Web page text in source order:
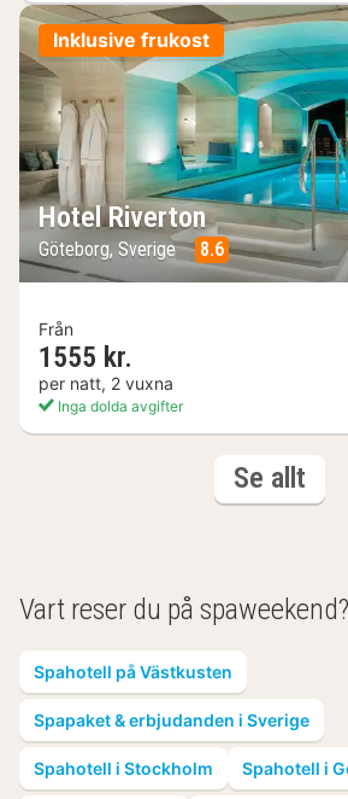
Inklusive frukost
Hotel Riverton
Göteborg, Sverige 8.6
Från
1555 kr.
per natt, 2 vuxna
Inga dolda avgifter
Se allt
Vart reser du på spaweekend?
Spahotell på Västkusten
Spapaket & erbjudanden i Sverige
Spahotell i Stockholm Spahotell i